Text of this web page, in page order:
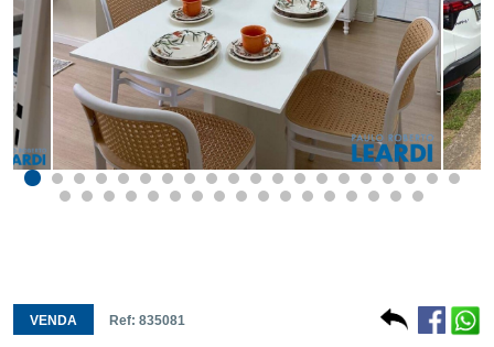
VENDA Ref: 835081